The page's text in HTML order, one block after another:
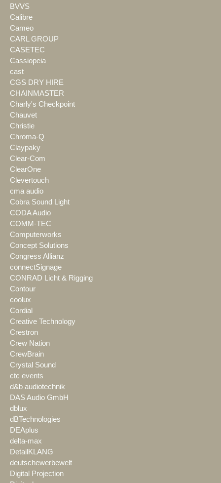
BVVS
Calibre
Cameo
CARL GROUP
CASETEC
Cassiopeia
cast
CGS DRY HIRE
CHAINMASTER
Charly's Checkpoint
Chauvet
Christie
Chroma-Q
Claypaky
Clear-Com
ClearOne
Clevertouch
cma audio
Cobra Sound Light
CODA Audio
COMM-TEC
Computerworks
Concept Solutions
Congress Allianz
connectSignage
CONRAD Licht & Rigging
Contour
coolux
Cordial
Creative Technology
Crestron
Crew Nation
CrewBrain
Crystal Sound
ctc events
d&b audiotechnik
DAS Audio GmbH
dblux
dBTechnologies
DEAplus
delta-max
DetailKLANG
deutschewerbewelt
Digital Projection